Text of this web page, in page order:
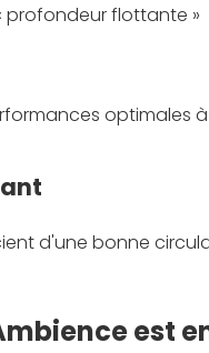
profondeur flottante »
optimales
d'une bonne
est